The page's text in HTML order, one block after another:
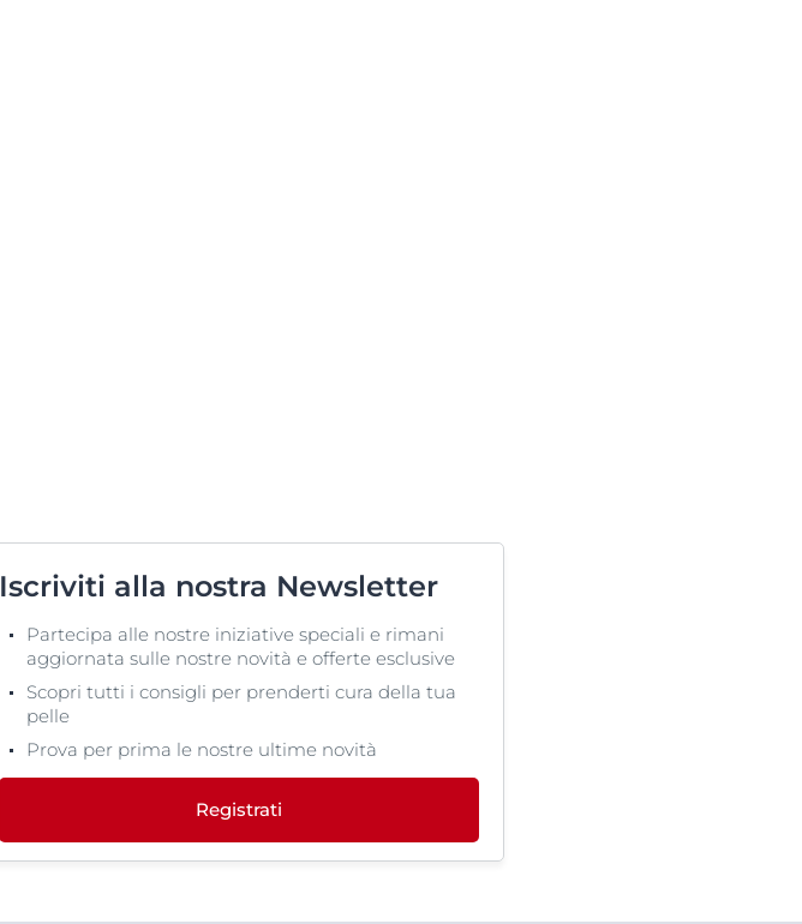
Iscriviti alla nostra Newsletter
Partecipa alle nostre iniziative speciali e rimani
aggiornata sulle nostre novità e offerte esclusive
Scopri tutti i consigli per prenderti cura della tua
pelle
Prova per prima le nostre ultime novità
Registrati